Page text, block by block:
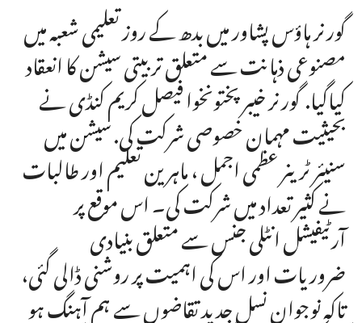
گورنر ہاؤس پشاور میں بدھ کے روز تعلیمی شعبہ میں
مصنوعی ذہانت سے متعلق تربیتی سیشن کا انعقاد
کیاگیا. گورنر خیبرپختونخوا فیصل کریم کنڈی نے
بحیثیت مہمان خصوصی شرکت کی. سیشن میں
سنیئر ٹرینر عظمی اجمل ، ماہرین تعلیم اور طالبات
نے کثیر تعداد میں شرکت کی۔ اس موقع پر
آرٹیفیشل انٹلی جنس سے متعلق بنیادی
ضروریات اور اس کی اہمیت پر روشنی ڈالی گئی،
تاکہ نوجوان نسل جدید تقاضوں سے ہم آہنگ ہو